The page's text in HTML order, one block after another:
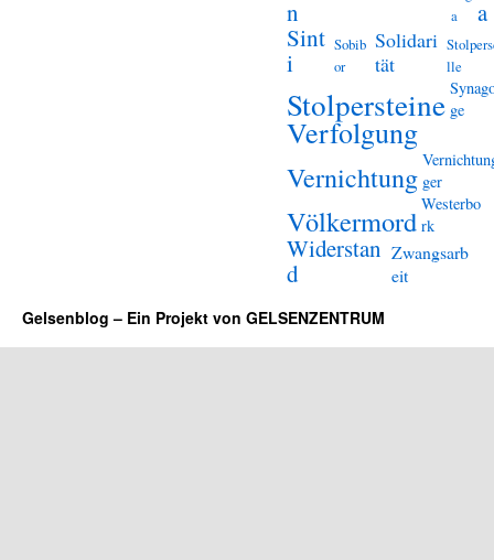
n
a
a
Sint
i
Sobib
or
Solidari
tät
lle
Stolpersteine ge
Verfolgung
Vernichtung ger
Völkermord Westerbo
rk
Widerstan
d
Zwangsarb
eit
Gelsenblog – Ein Projekt von GELSENZENTRUM